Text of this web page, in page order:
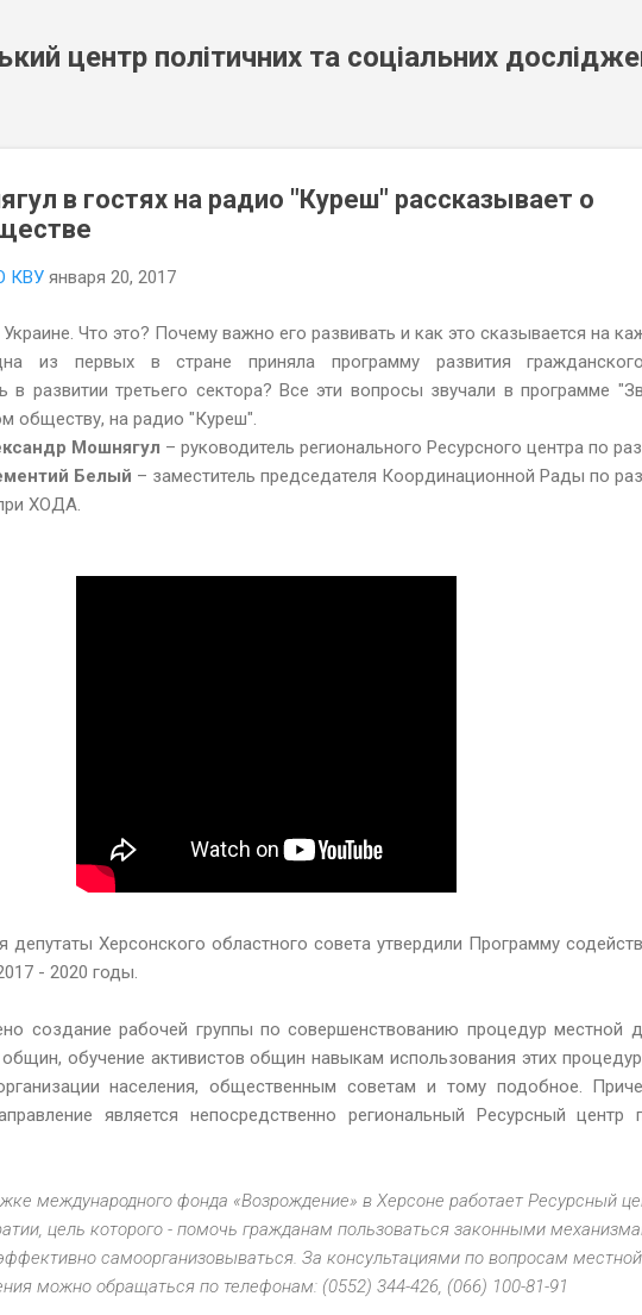
центр політичних та соціальних
в гостях на радио "Куреш" рассказывает о
КВУ января 20, 2017
Что это? Почему важно его развивать и как это сказывается на
из первых в стране приняла программу развития
в развитии третьего сектора? Все эти вопросы звучали в программе
обществу, на радио "Куреш".
Мошнягул – руководитель регионального Ресурсного центра по
Белый – заместитель председателя Координационной Рады по
ХОДА.
Херсонского областного совета утвердили Программу
- 2020 годы.
создание рабочей группы по совершенствованию процедур местной
общин, обучение активистов общин навыкам использования этих
населения, общественным советам и тому подобное.
является непосредственно региональный Ресурсный центр
международного фонда «Возрождение» в Херсоне работает Ресурсный
цель которого - помочь гражданам пользоваться законными
самоорганизовываться. За консультациями по вопросам
можно обращаться по телефонам: (0552) 344-426, (066) 100-81-91